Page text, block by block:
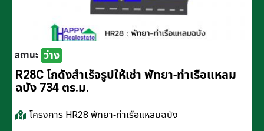
สถานะ ว่าง
R28C โกดังสำเร็จรูปให้เช่า พัทยา-ท่าเรือแหลม
ฉบัง 734 ตร.ม.
โครงการ HR28 พัทยา-ท่าเรือแหลมฉบัง